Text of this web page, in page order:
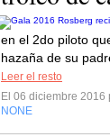
en el 2do piloto
hazaña de su
Leer el resto
El 06 diciembre 2016
NONE